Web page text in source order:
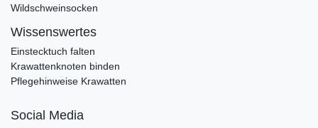
Wildschweinsocken
Wissenswertes
Einstecktuch falten
Krawattenknoten binden
Pflegehinweise Krawatten
Social Media